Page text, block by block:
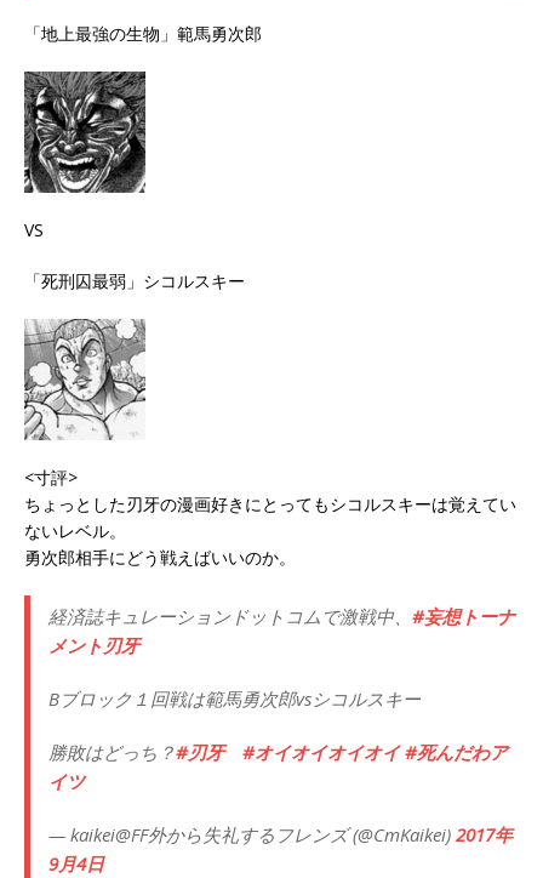
「地上最強の生物」範馬勇次郎
VS
「死刑囚最弱」シコルスキー
<寸評>
ちょっとした刃牙の漫画好きにとってもシコルスキーは覚えてい
ないレベル。
勇次郎相手にどう戦えばいいのか。
経済誌キュレーションドットコムで激戦中、 #妄想トーナ
メント刃牙
Bブロック１回戦は範馬勇次郎vsシコルスキー
勝敗はどっち？#刃牙 #オイオイオイオイ #死んだわア
イツ
— kaikei@FF外から失礼するフレンズ (@CmKaikei) 2017年
9月4日